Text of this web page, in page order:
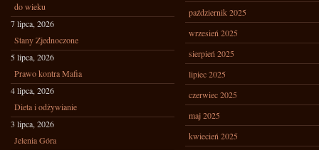
do wieku
7 lipca, 2026
Stany Zjednoczone
5 lipca, 2026
Prawo kontra Mafia
4 lipca, 2026
Dieta i odżywianie
3 lipca, 2026
Jelenia Góra
październik 2025
wrzesień 2025
sierpień 2025
lipiec 2025
czerwiec 2025
maj 2025
kwiecień 2025